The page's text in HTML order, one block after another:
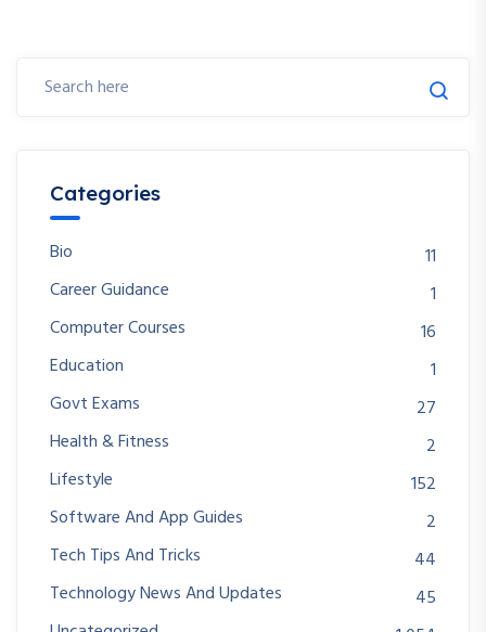
Categories
Bio
11
Career Guidance
1
Computer Courses
16
Education
1
Govt Exams
27
Health & Fitness
2
Lifestyle
152
Software And App Guides
2
Tech Tips And Tricks
44
Technology News And Updates
45